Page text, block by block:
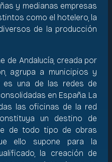
y medianas empresas
como el hotelero, la
de la producción
de Andalucía, creada por
agrupa a municipios y
es una de las redes de
en España. La
las oficinas de la red
un destino de
de todo tipo de obras
ello supone para la
la creación de